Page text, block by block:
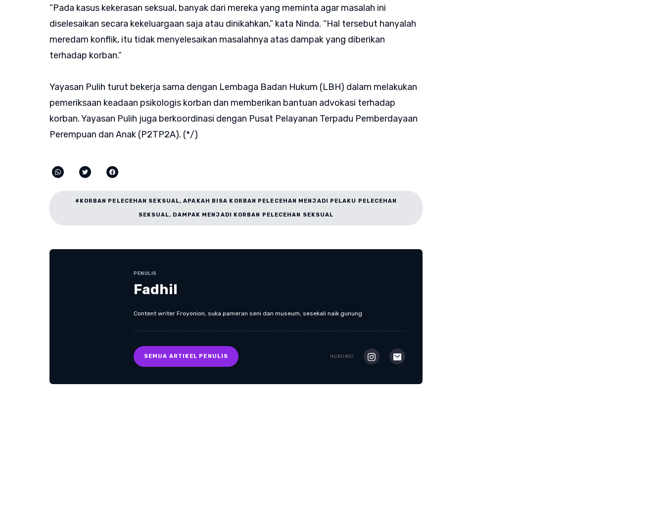
“Pada kasus kekerasan seksual, banyak dari mereka yang meminta agar masalah ini
diselesaikan secara kekeluargaan saja atau dinikahkan,” kata Ninda. “Hal tersebut hanyalah
meredam konflik, itu tidak menyelesaikan masalahnya atas dampak yang diberikan
terhadap korban.”
Yayasan Pulih turut bekerja sama dengan Lembaga Badan Hukum (LBH) dalam melakukan
pemeriksaan keadaan psikologis korban dan memberikan bantuan advokasi terhadap
korban. Yayasan Pulih juga berkoordinasi dengan Pusat Pelayanan Terpadu Pemberdayaan
Perempuan dan Anak (P2TP2A). (*/)
#KORBAN PELECEHAN SEKSUAL, APAKAH BISA KORBAN PELECEHAN MENJADI PELAKU PELECEHAN
SEKSUAL, DAMPAK MENJADI KORBAN PELECEHAN SEKSUAL
PENULIS
Fadhil
Content writer Froyonion, suka pameran seni dan museum, sesekali naik gunung
SEMUA ARTIKEL PENULIS HUBUNGI